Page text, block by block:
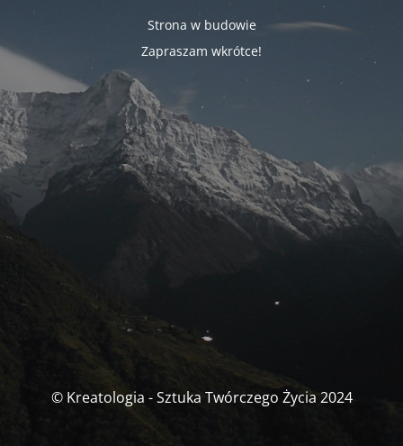
Strona w budowie
Zapraszam wkrótce!
© Kreatologia - Sztuka Twórczego Życia 2024